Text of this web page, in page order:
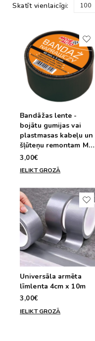
Skatīt vienlaicīgi: 100
Bandāžas lente -
bojātu gumijas vai
plastmasas kabeļu un
šļūteņu remontam MA
BANDAZ 45mm x 3m
3,00€
IELIKT GROZĀ
Universāla armēta
līmlenta 4cm x 10m
3,00€
IELIKT GROZĀ